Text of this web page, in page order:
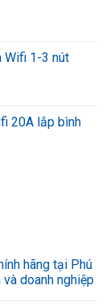
Wifi 1-3 nút
20A lắp bình
hãng tại Phú
doanh nghiệp